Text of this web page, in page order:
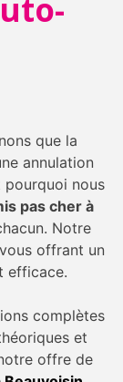
que la
annulation
pourquoi nous
pas cher à
Notre
offrant un
efficace.
complètes
et
offre de